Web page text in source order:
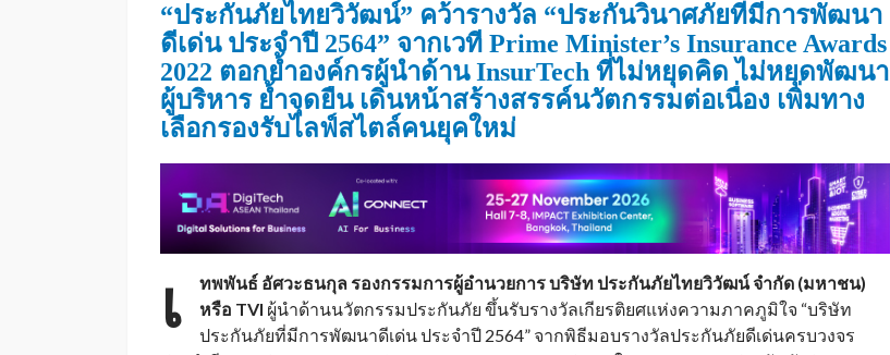
“ประกันภัยไทยวิวัฒน์” คว้ารางวัล “ประกันวินาศภัยที่มีการพัฒนา
ดีเด่น ประจำปี 2564” จากเวที Prime Minister’s Insurance Awards
2022 ตอกย้ำองค์กรผู้นำด้าน InsurTech ที่ไม่หยุดคิด ไม่หยุดพัฒนา
ผู้บริหาร ย้ำจุดยืน เดินหน้าสร้างสรรค์นวัตกรรมต่อเนื่อง เพิ่มทาง
เลือกรองรับไลฟ์สไตล์คนยุคใหม่
เ
ทพพันธ์ อัศวะธนกุล รองกรรมการผู้อำนวยการ บริษัท ประกันภัยไทยวิวัฒน์ จำกัด (มหาชน)
หรือ TVI ผู้นำด้านนวัตกรรมประกันภัย ขึ้นรับรางวัลเกียรติยศแห่งความภาคภูมิใจ “บริษัท
ประกันภัยที่มีการพัฒนาดีเด่น ประจำปี 2564” จากพิธีมอบรางวัลประกันภัยดีเด่นครบวงจร